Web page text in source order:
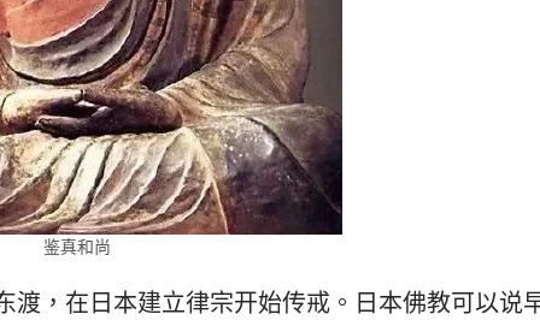
鉴真和尚
渡，在日本建立律宗开始传戒。日本佛教可以说